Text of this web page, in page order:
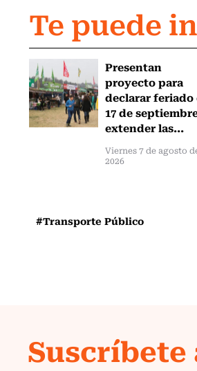
Te puede
Presentan
proyecto para
declarar feriado
17 de
extender las...
Viernes 7 de agosto
2026
#Transporte Público